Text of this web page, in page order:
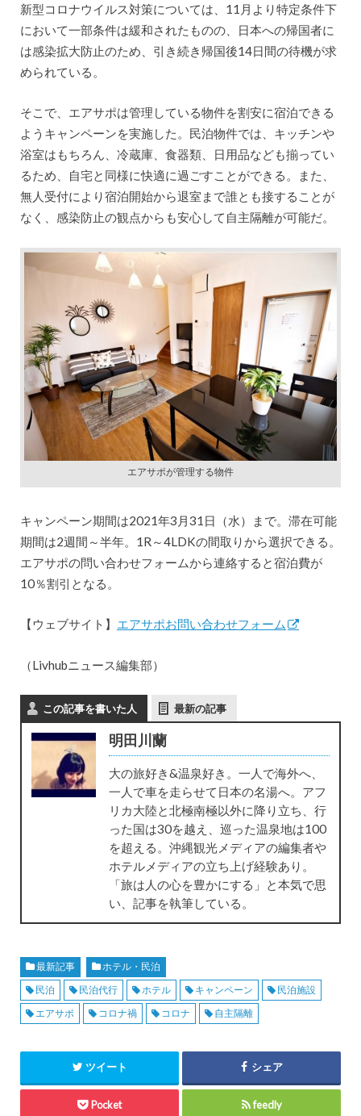
新型コロナウイルス対策については、11月より特定条件下
において一部条件は緩和されたものの、日本への帰国者に
は感染拡大防止のため、引き続き帰国後14日間の待機が求
められている。
そこで、エアサポは管理している物件を割安に宿泊できる
ようキャンペーンを実施した。民泊物件では、キッチンや
浴室はもちろん、冷蔵庫、食器類、日用品なども揃ってい
るため、自宅と同様に快適に過ごすことができる。また、
無人受付により宿泊開始から退室まで誰とも接することが
なく、感染防止の観点からも安心して自主隔離が可能だ。
エアサポが管理する物件
キャンペーン期間は2021年3月31日（水）まで。滞在可能
期間は2週間～半年。1R～4LDKの間取りから選択できる。
エアサポの問い合わせフォームから連絡すると宿泊費が
10％割引となる。
【ウェブサイト】 エアサポお問い合わせフォーム
（Livhubニュース編集部）
この記事を書いた人 最新の記事
明田川蘭
大の旅好き&温泉好き。一人で海外へ、
一人で車を走らせて日本の名湯へ。アフ
リカ大陸と北極南極以外に降り立ち、行
った国は30を越え、巡った温泉地は100
を超える。沖縄観光メディアの編集者や
ホテルメディアの立ち上げ経験あり。
「旅は人の心を豊かにする」と本気で思
い、記事を執筆している。
最新記事
ホテル・民泊
民泊
民泊代行 ホテル キャンペーン
民泊施設
エアサポ
コロナ禍 コロナ 自主隔離
ツイート シェア
Pocket feedly